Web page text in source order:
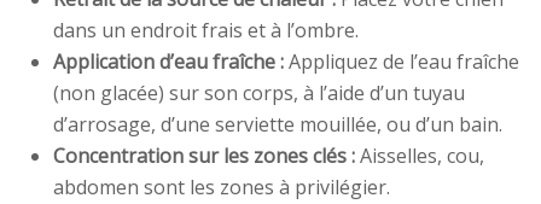
dans un endroit frais et à l’ombre.
Application d’eau fraîche :Appliquez de l’eau fraîche
(non glacée) sur son corps, à l’aide d’un tuyau
d’arrosage, d’une serviette mouillée, ou d’un bain.
Concentration sur les zones clés :Aisselles, cou,
abdomen sont les zones à privilégier.